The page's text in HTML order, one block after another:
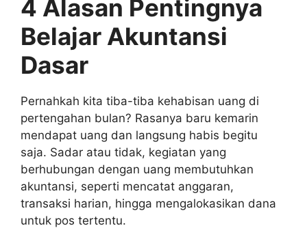
4 Alasan Pentingnya
Belajar Akuntansi
Dasar
Pernahkah kita tiba-tiba kehabisan uang di
pertengahan bulan? Rasanya baru kemarin
mendapat uang dan langsung habis begitu
saja. Sadar atau tidak, kegiatan yang
berhubungan dengan uang membutuhkan
akuntansi, seperti mencatat anggaran,
transaksi harian, hingga mengalokasikan dana
untuk pos tertentu.